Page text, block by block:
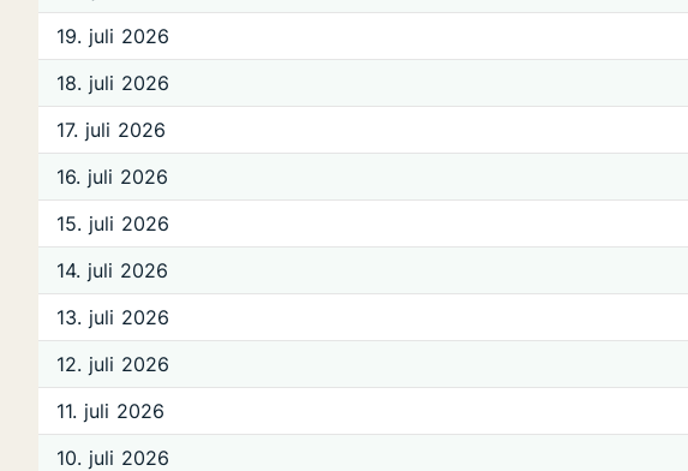
19. juli 2026
18. juli 2026
17. juli 2026
16. juli 2026
15. juli 2026
14. juli 2026
13. juli 2026
12. juli 2026
11. juli 2026
10. juli 2026